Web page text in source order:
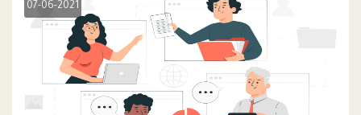
07-06-2021